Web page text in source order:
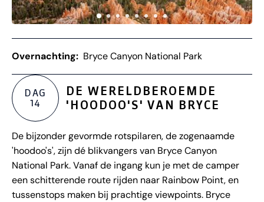
Overnachting: Bryce Canyon National Park
DAG
14
DE WERELDBEROEMDE
'HOODOO'S' VAN BRYCE
De bijzonder gevormde rotspilaren, de zogenaamde
'hoodoo's', zijn dé blikvangers van Bryce Canyon
National Park. Vanaf de ingang kun je met de camper
een schitterende route rijden naar Rainbow Point, en
tussenstops maken bij prachtige viewpoints. Bryce